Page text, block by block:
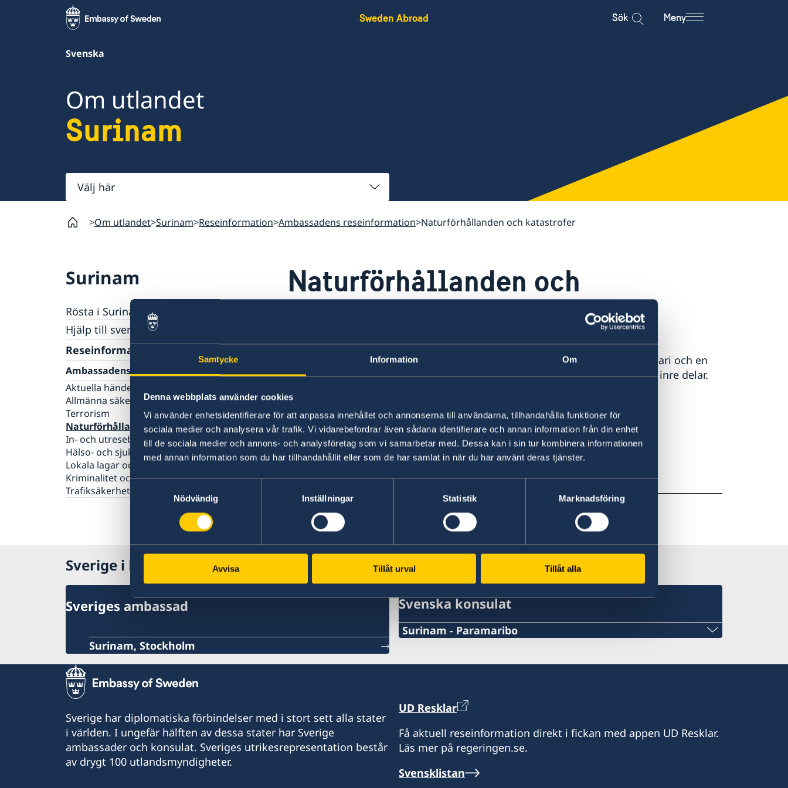
Samtycke Information Om
Denna webbplats använder cookies
Vi använder enhetsidentifierare för att anpassa innehållet och annonserna till användarna, tillhandahålla funktioner för
sociala medier och analysera vår trafik. Vi vidarebefordrar även sådana identifierare och annan information från din enhet
till de sociala medier och annons- och analysföretag som vi samarbetar med. Dessa kan i sin tur kombinera informationen
med annan information som du har tillhandahållit eller som de har samlat in när du har använt deras tjänster.
Nödvändig
Inställningar Statistik Marknadsföring
Avvisa Tillåt urval Tillåt alla
Sweden Abroad Sök Meny
Svenska
Om utlandet
Surinam
Välj
här
Om utlandet Surinam Reseinformation Ambassadens reseinformation Naturförhållanden och katastrofer
Surinam
Rösta i Surinam
Hjälp till svenskar i Surinam
Rösta i Surinam
Pass utomlands
Förlust av pass
Gifta sig utomlands
Legaliseringar/apostille
Reseinformation
Ambassadens reseinformation
Aktuella händelser
Allmänna säkerhetsläget
Terrorism
Naturförhållanden och katastrofer
In- och utresebestämmelser
Hälso- och sjukvård
Lokala lagar och sedvänjor
Kriminalitet och personlig säkerhet
Trafiksäkerhet
Naturförhållanden och
Landet har två regnperioder, en från ungefär mitten på november till februari och en
andra från april till juli. Översvämningar kan förekomma, särskilt i landets inre delar.
För mer information och väderprognoser besök gärna dessa hemsidor:
US National Hurricane Center
Caribbean Disaster Emergency Management Agency
Senast uppdaterad 09 juli 2026, 11.55
Sverige i Republiken Surinam
Sveriges ambassad
Surinam, Stockholm
Svenska konsulat
Surinam - Paramaribo
Emailadress konsulat
Telefaxnummer konsulat
-
Sverige har diplomatiska förbindelser med i stort sett alla stater
i världen. I ungefär hälften av dessa stater har Sverige
ambassader och konsulat. Sveriges utrikesrepresentation består
av drygt 100 utlandsmyndigheter.
UD Resklar
Få aktuell reseinformation direkt i fickan med appen UD Resklar.
Läs mer på regeringen.se.
Svensklistan